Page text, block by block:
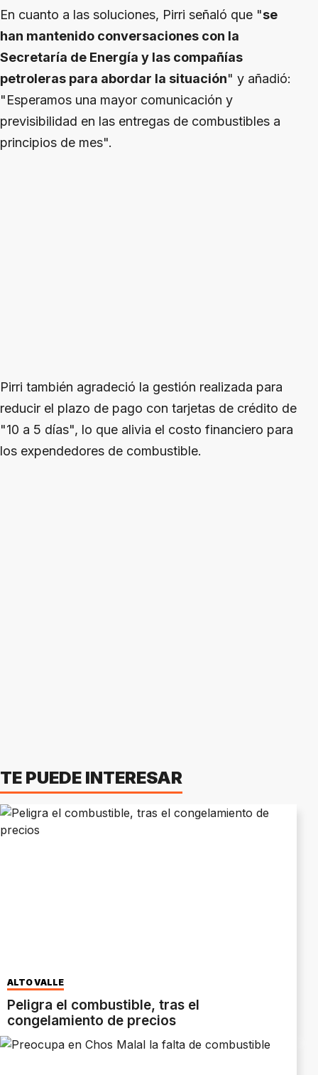
En cuanto a las soluciones, Pirri señaló que "se
han mantenido conversaciones con la
Secretaría de Energía y las compañías
petroleras para abordar la situación" y añadió:
"Esperamos una mayor comunicación y
previsibilidad en las entregas de combustibles a
principios de mes".
Pirri también agradeció la gestión realizada para
reducir el plazo de pago con tarjetas de crédito de
"10 a 5 días", lo que alivia el costo financiero para
los expendedores de combustible.
TE PUEDE INTERESAR
ALTO VALLE
Peligra el combustible, tras el
congelamiento de precios